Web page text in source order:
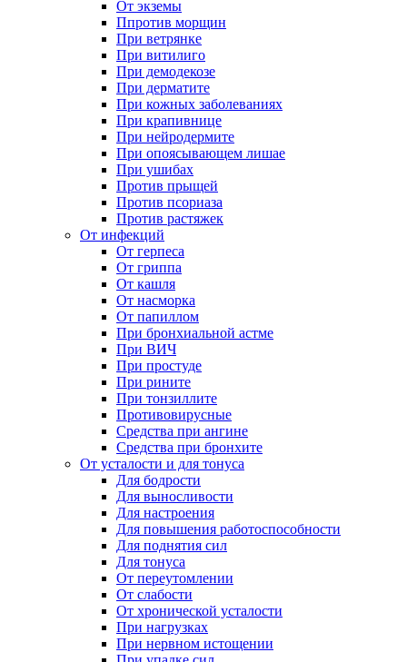
От экземы
Ппротив морщин
При ветрянке
При витилиго
При демодекозе
При дерматите
При кожных заболеваниях
При крапивнице
При нейродермите
При опоясывающем лишае
При ушибах
Против прыщей
Против псориаза
Против растяжек
От инфекций
От герпеса
От гриппа
От кашля
От насморка
От папиллом
При бронхиальной астме
При ВИЧ
При простуде
При рините
При тонзиллите
Противовирусные
Средства при ангине
Средства при бронхите
От усталости и для тонуса
Для бодрости
Для выносливости
Для настроения
Для повышения работоспособности
Для поднятия сил
Для тонуса
От переутомлении
От слабости
От хронической усталости
При нагрузках
При нервном истощении